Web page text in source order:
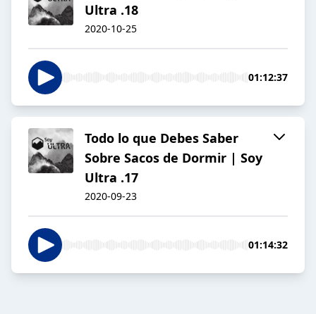
Ultra .18
2020-10-25
01:12:37
Todo lo que Debes Saber
Sobre Sacos de Dormir | Soy
Ultra .17
2020-09-23
01:14:32